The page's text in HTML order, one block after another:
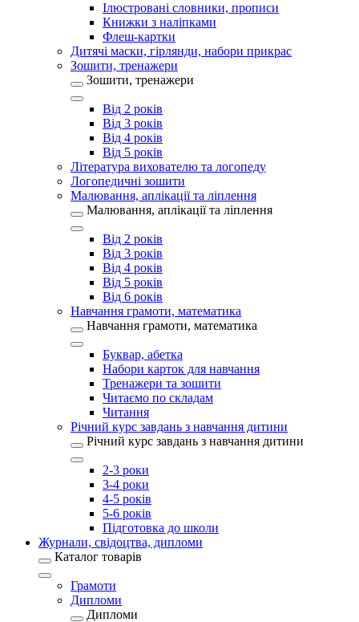
Ілюстровані словники, прописи
Книжки з наліпками
Флеш-картки
Дитячі маски, гірлянди, набори прикрас
Зошити, тренажери
Зошити, тренажери
Від 2 років
Від 3 років
Від 4 років
Від 5 років
Література вихователю та логопеду
Логопедичні зошити
Малювання, аплікації та ліплення
Малювання, аплікації та ліплення
Від 2 років
Від 3 років
Від 4 років
Від 5 років
Від 6 років
Навчання грамоти, математика
Навчання грамоти, математика
Буквар, абетка
Набори карток для навчання
Тренажери та зошити
Читаємо по складам
Читання
Річний курс завдань з навчання дитини
Річний курс завдань з навчання дитини
2-3 роки
3-4 роки
4-5 років
5-6 років
Підготовка до школи
Журнали, свідоцтва, дипломи
Каталог товарів
Грамоти
Дипломи
Дипломи